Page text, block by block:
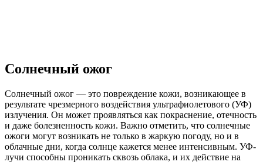
Солнечный ожог
Солнечный ожог — это повреждение кожи, возникающее в
результате чрезмерного воздействия ультрафиолетового (УФ)
излучения. Он может проявляться как покраснение, отечность
и даже болезненность кожи. Важно отметить, что солнечные
ожоги могут возникать не только в жаркую погоду, но и в
облачные дни, когда солнце кажется менее интенсивным. УФ-
лучи способны проникать сквозь облака, и их действие на